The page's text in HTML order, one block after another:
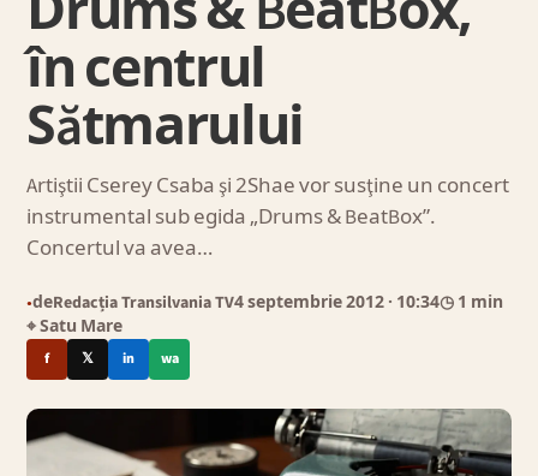
în centrul
Sătmarului
Artiştii Cserey Csaba şi 2Shae vor susţine un concert
instrumental sub egida „Drums & BeatBox”.
Concertul va avea…
●deRedacția Transilvania TV4 septembrie 2012 · 10:34◷ 1 min
⌖ Satu Mare
f 𝕏 in wa